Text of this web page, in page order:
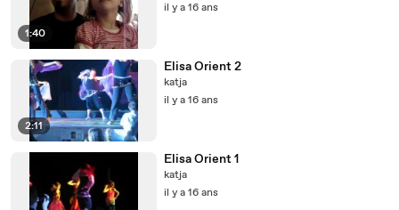
1:40
il y a 16 ans
2:11
Elisa Orient 2
katja
il y a 16 ans
Elisa Orient 1
katja
il y a 16 ans